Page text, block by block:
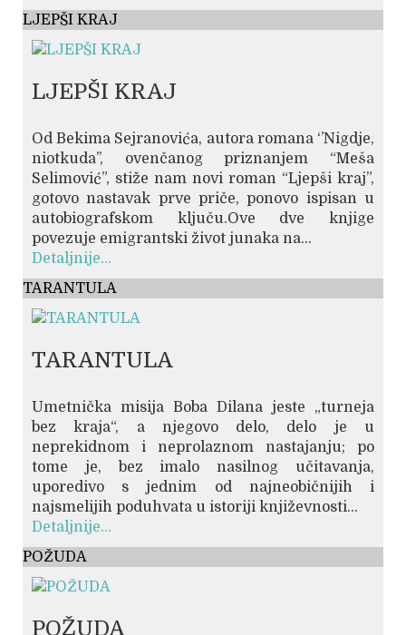
LJEPŠI KRAJ
LJEPŠI KRAJ
Od Bekima Sejranovića, autora romana ‘’Nigdje,
niotkuda’’, ovenčanog priznanjem “Meša
Selimović”, stiže nam novi roman “Ljepši kraj”,
gotovo nastavak prve priče, ponovo ispisan u
autobiografskom ključu.Ove dve knjige
povezuje emigrantski život junaka na...
Detaljnije...
TARANTULA
TARANTULA
Umetnička misija Boba Dilana jeste „turneja
bez kraja“, a njegovo delo, delo je u
neprekidnom i neprolaznom nastajanju; po
tome je, bez imalo nasilnog učitavanja,
uporedivo s jednim od najneobičnijih i
najsmelijih poduhvata u istoriji književnosti...
Detaljnije...
POŽUDA
POŽUDA